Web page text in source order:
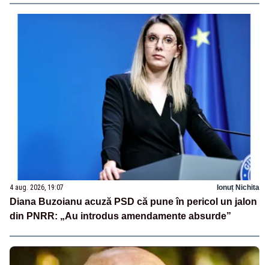
4 aug. 2026, 19:07 Ionuț Nichita
Diana Buzoianu acuză PSD că pune în pericol un jalon
din PNRR: „Au introdus amendamente absurde”